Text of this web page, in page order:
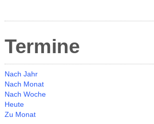
Termine
Nach Jahr
Nach Monat
Nach Woche
Heute
Zu Monat